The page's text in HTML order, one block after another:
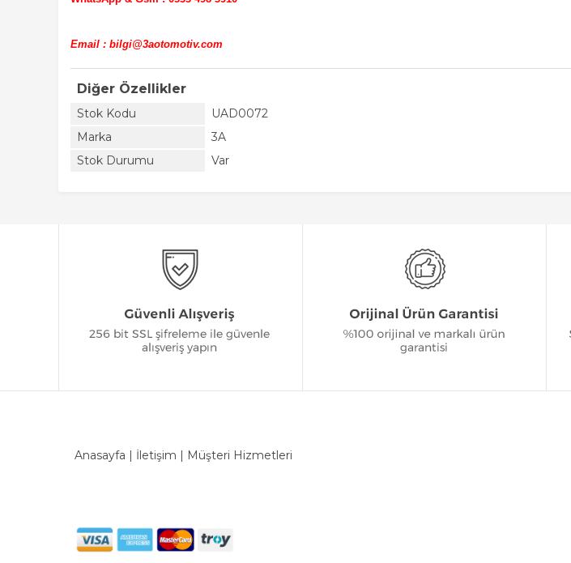
Email : bilgi@3aotomotiv.com
Diğer Özellikler
Stok Kodu
UAD0072
Marka
3A
Stok Durumu
Var
Anasayfa | İletişim | Müşteri Hizmetleri